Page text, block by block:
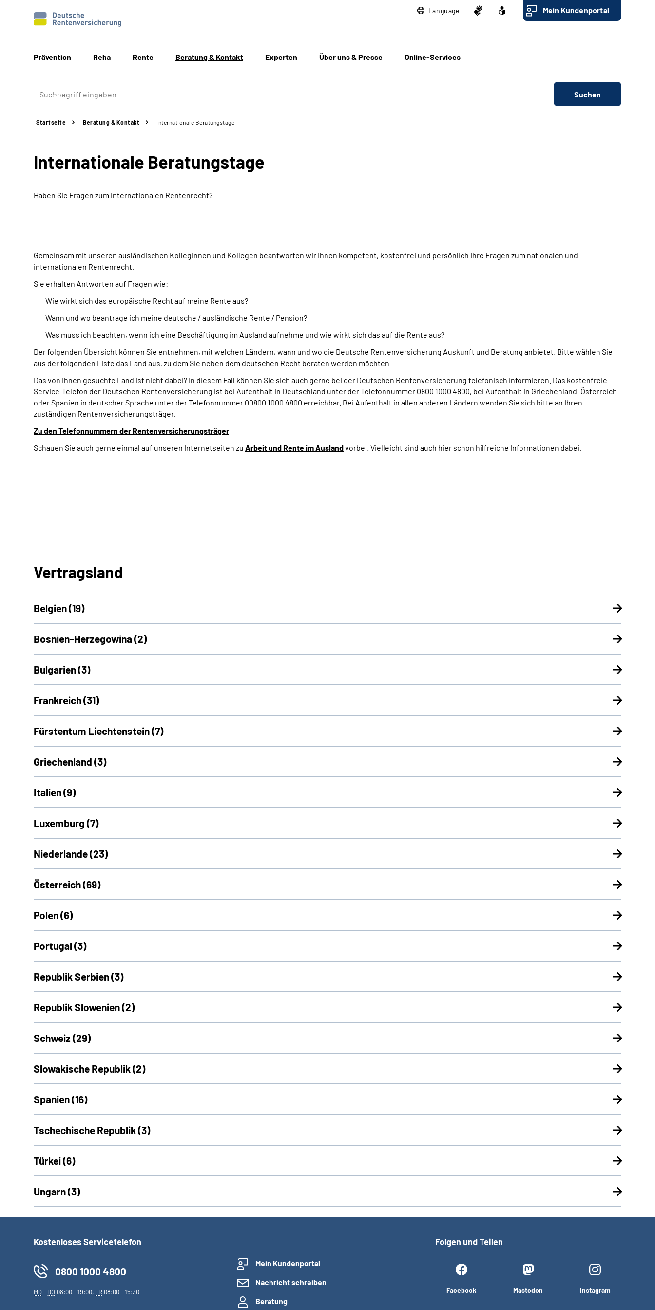
Language Mein Kundenportal
Prävention Reha Rente Beratung & Kontakt Experten Über uns & Presse Online-Services
Suchen
Startseite Beratung & Kontakt Internationale Beratungstage
Internationale Beratungstage
Haben Sie Fragen zum internationalen Rentenrecht?
Gemeinsam mit unseren ausländischen Kolleginnen und Kollegen beantworten wir Ihnen kompetent, kostenfrei und persönlich Ihre Fragen zum nationalen und
internationalen Rentenrecht.
Sie erhalten Antworten auf Fragen wie:
Wie wirkt sich das europäische Recht auf meine Rente aus?
Wann und wo beantrage ich meine deutsche / ausländische Rente / Pension?
Was muss ich beachten, wenn ich eine Beschäftigung im Ausland aufnehme und wie wirkt sich das auf die Rente aus?
Der folgenden Übersicht können Sie entnehmen, mit welchen Ländern, wann und wo die Deutsche Rentenversicherung Auskunft und Beratung anbietet. Bitte wählen Sie
aus der folgenden Liste das Land aus, zu dem Sie neben dem deutschen Recht beraten werden möchten.
Das von Ihnen gesuchte Land ist nicht dabei? In diesem Fall können Sie sich auch gerne bei der Deutschen Rentenversicherung telefonisch informieren. Das kostenfreie
Service-Telefon der Deutschen Rentenversicherung ist bei Aufenthalt in Deutschland unter der Telefonnummer 0800 1000 4800, bei Aufenthalt in Griechenland, Österreich
oder Spanien in deutscher Sprache unter der Telefonnummer 00800 1000 4800 erreichbar. Bei Aufenthalt in allen anderen Ländern wenden Sie sich bitte an Ihren
zuständigen Rentenversicherungsträger.
Zu den Telefonnummern der Rentenversicherungsträger
Schauen Sie auch gerne einmal auf unseren Internetseiten zu Arbeit und Rente im Auslandvorbei. Vielleicht sind auch hier schon hilfreiche Informationen dabei.
Vertragsland
Belgien (19)
Bosnien-Herzegowina (2)
Bulgarien (3)
Frankreich (31)
Fürstentum Liechtenstein (7)
Griechenland (3)
Italien (9)
Luxemburg (7)
Niederlande (23)
Österreich (69)
Polen (6)
Portugal (3)
Republik Serbien (3)
Republik Slowenien (2)
Schweiz (29)
Slowakische Republik (2)
Spanien (16)
Tschechische Republik (3)
Türkei (6)
Ungarn (3)
Kostenloses Servicetelefon
0800 1000 4800
MO- DO 08:00 - 19:00, FR 08:00 - 15:30
Mein Kundenportal
Nachricht schreiben
Beratung
Folgen und Teilen
Facebook Mastodon Instagram